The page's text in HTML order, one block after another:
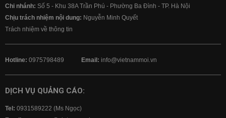
Chi nhánh: Số 5 - Khu 38A Trần Phú - Phường Ba Đình - TP. Hà Nội
Chịu trách nhiệm nội dung: Nguyễn Minh Quyết
Trách nhiệm về thông tin
Hotline: 0975798489 Email: info@vietnammoi.vn
DỊCH VỤ QUẢNG CÁO:
Tel: 0931589222 (Ms Ngọc)